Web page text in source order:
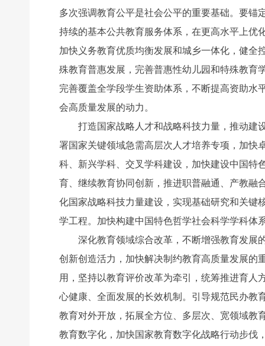
多次强调教育公平是社会公平的重要基础。要锚
持续的基本公共教育服务体系，在更高水平上优
加快义务教育优质均衡发展和城乡一体化，健全
殊教育普惠发展，完善普惠性幼儿园和特殊教育
完善覆盖全学段学生资助体系，不断提高资助水
会高质量发展的动力。
打造国家战略人才和战略科技力量，推动建设
署国家关键领域急需高层次人才培养专项，加快
科、新兴学科、交叉学科建设，加快建设中国特
育、继续教育协同创新，推进职普融通、产教融
化国家战略科技力量建设，实现基础研究和关键
学工程。加快构建中国特色哲学社会科学学科体
深化教育领域综合改革，不断增强教育发展的
创新创造活力，加快解决制约教育高质量发展的
用，坚持以教育评价改革为牵引，统筹推进育
心健康、全面发展的长效机制。引导规范民办教
教育对外开放，拓展全方位、多层次、宽领域教
教育数字化，加快国家教育数字化战略行动步伐